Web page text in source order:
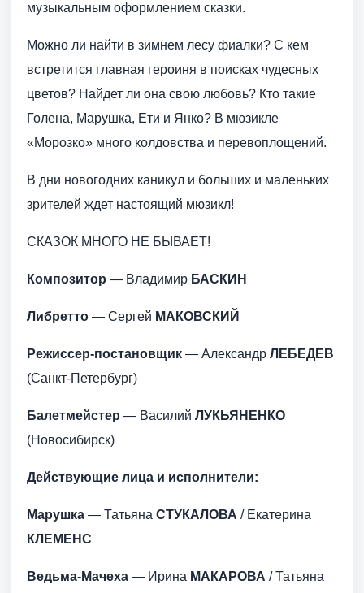
музыкальным оформлением сказки.
Можно ли найти в зимнем лесу фиалки? С кем
встретится главная героиня в поисках чудесных
цветов? Найдет ли она свою любовь? Кто такие
Голена, Марушка, Ети и Янко? В мюзикле
«Морозко» много колдовства и перевоплощений.
В дни новогодних каникул и больших и маленьких
зрителей ждет настоящий мюзикл!
СКАЗОК МНОГО НЕ БЫВАЕТ!
Композитор — Владимир БАСКИН
Либретто — Сергей МАКОВСКИЙ
Режиссер-постановщик — Александр ЛЕБЕДЕВ
(Санкт-Петербург)
Балетмейстер — Василий ЛУКЬЯНЕНКО
(Новосибирск)
Действующие лица и исполнители:
Марушка — Татьяна СТУКАЛОВА / Екатерина
КЛЕМЕНС
Ведьма-Мачеха — Ирина МАКАРОВА / Татьяна